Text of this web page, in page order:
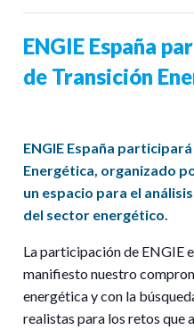
ENGIE España
de Transición
ENGIE España
Energética, organizado
un espacio para el
del sector energético.
La participación de ENGIE
manifiesto nuestro
energética y con la
realistas para los retos que